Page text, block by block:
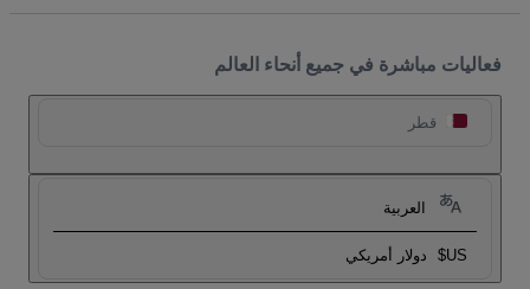
فعاليات مباشرة في جميع أنحاء العالم
قطر
العربية
US$ دولار أمريكي